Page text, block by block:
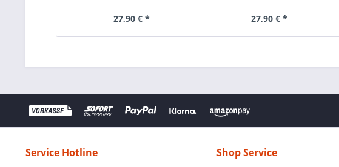
27,90 € * 27,90 € *
Service Hotline Shop Service